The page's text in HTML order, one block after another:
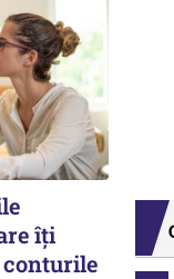
îți
conturile